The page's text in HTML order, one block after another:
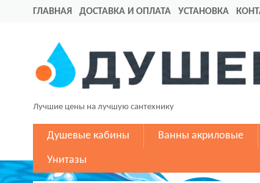
ГЛАВНАЯ ДОСТАВКА И ОПЛАТА УСТАНОВКА
Лучшие цены на лучшую сантехнику
Душевые кабины Ванны акриловые
Унитазы